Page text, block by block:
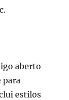
aberto
para
estilos